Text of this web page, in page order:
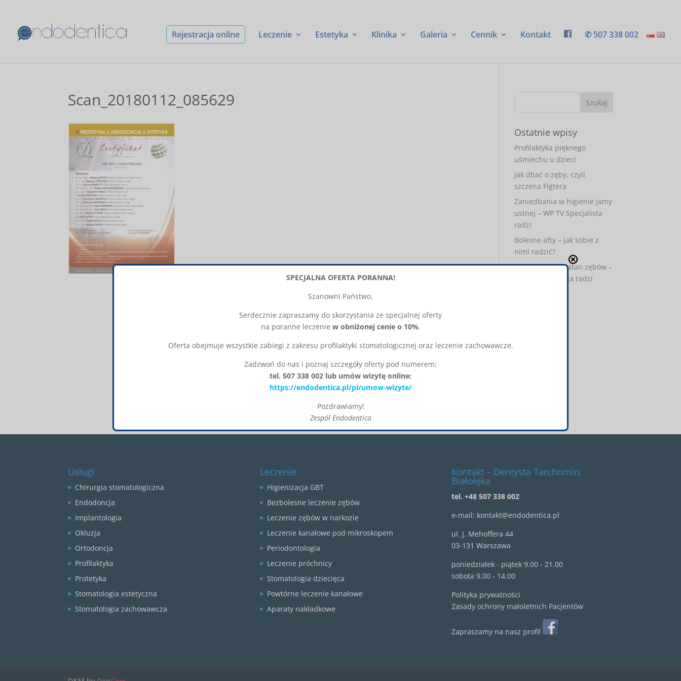
Rejestracja online Leczenie Estetyka Klinika Galeria Cennik Kontakt ✆ 507 338 002
Scan_20180112_085629
Ostatnie wpisy
Profilaktyka pięknego
uśmiechu u dzieci
Jak dbać o zęby, czyli
szczena Figtera
Zaniedbania w higienie jamy
ustnej – WP TV Specjalista
radzi
Bolesne afty – jak sobie z
nimi radzić?
Wpływ ciąży na stan zębów –
WP TV Specjalista radzi
Usługi
Chirurgia stomatologiczna
Endodoncja
Implantologia
Okluzja
Ortodoncja
Profilaktyka
Protetyka
Stomatologia estetyczna
Stomatologia zachowawcza
Leczenie
Higienizacja GBT
Bezbolesne leczenie zębów
Leczenie zębów w narkozie
Leczenie kanałowe pod mikroskopem
Periodontologia
Leczenie próchnicy
Stomatologia dziecięca
Powtórne leczenie kanałowe
Aparaty nakładkowe
Kontakt – Dentysta Tarchomin,
Białołęka
tel. +48 507 338 002
e-mail: kontakt@endodentica.pl
ul. J. Mehoffera 44
03-131 Warszawa
poniedziałek - piątek 9.00 - 21.00
sobota 9.00 - 14.00
Polityka prywatności
Zasady ochrony małoletnich Pacjentów
Zapraszamy na nasz profil
Okienko zostanie zamknięte za:26
SPECJALNA OFERTA PORANNA!
Szanowni Państwo,
Serdecznie zapraszamy do skorzystania ze specjalnej oferty
na poranne leczenie w obniżonej cenie o 10%.
Oferta obejmuje wszystkie zabiegi z zakresu profilaktyki stomatologicznej oraz leczenie zachowawcze.
Zadzwoń do nas i poznaj szczegóły oferty pod numerem:
tel. 507 338 002 lub umów wizytę online:
https://endodentica.pl/pl/umow-wizyte/
Pozdrawiamy!
Zespół Endodentica